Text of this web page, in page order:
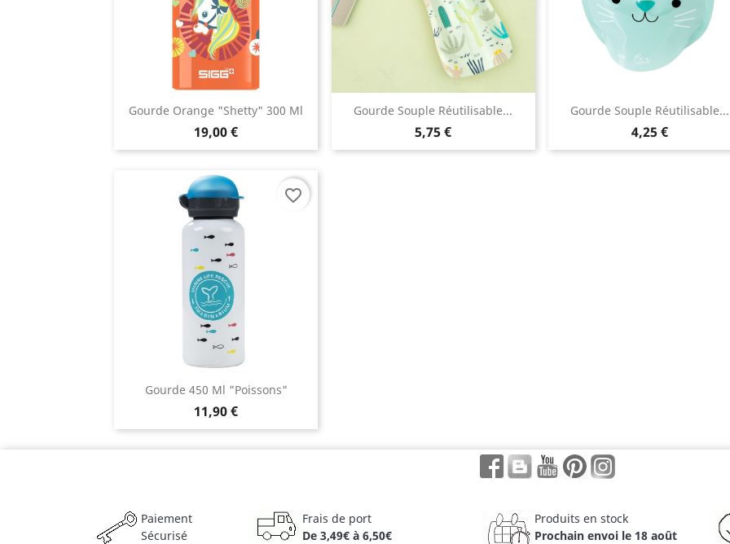
Gourde Orange "Shetty" 300 Ml
19,00 €
Gourde Souple Réutilisable...
5,75 €
Gourde Souple Réutilisable...
4,25 €
Gourde 450 Ml "Poissons"
11,90 €
favorite_border
Facebook
Rss YouTubePinterest
Paiement
Sécurisé
Frais de port
De 3,49€ à 6,50€
Produits en stock
Prochain envoi le 18 août